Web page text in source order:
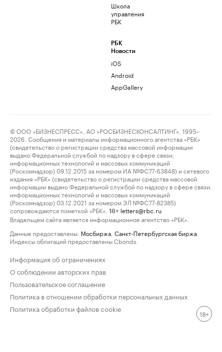
Школа
управления
РБК
РБК
Новости
iOS
Android
AppGallery
© ООО «БИЗНЕСПРЕСС», АО «РОСБИЗНЕСКОНСАЛТИНГ», 1995–
2026. Сообщения и материалы информационного агентства «РБК»
(свидетельство о регистрации средства массовой информации
выдано Федеральной службой по надзору в сфере связи,
информационных технологий и массовых коммуникаций
(Роскомнадзор) 09.12.2015 за номером ИА №ФС77-63848) и сетевого
издания «РБК» (свидетельство о регистрации средства массовой
информации выдано Федеральной службой по надзору в сфере связи,
информационных технологий и массовых коммуникаций
(Роскомнадзор) 03.12.2021 за номером ЭЛ №ФС77-82385)
сопровождаются пометкой «РБК».
18+ letters@rbc.ru
Владельцем сайта является информационное агентство «РБК».
Данные предоставлены: Мосбиржа Санкт-Петербургская биржа
Индексы облигаций предоставлены Cbonds.
Информация об ограничениях
О соблюдении авторских прав
Пользовательское соглашение
Политика в отношении обработки персональных данных
Политика обработки файлов cookie
18+